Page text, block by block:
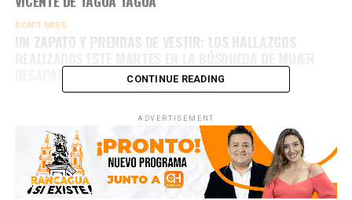
DON'T MISS
UN ZAPATO Y PRENDAS DE VESTIR: LOS HALLAZGOS
DESAPARECIDA EN MALLOACONTINUE READING
ADVERTISEMENT